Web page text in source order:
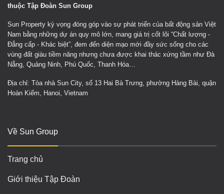
thuộc Tập Đoàn Sun Group
Sun Property kỳ vọng đóng góp vào sự phát triển của bất động sản Việt
Nam bằng những dự án quy mô lớn, mang giá trị cốt lõi “Chất lượng -
Đẳng cấp - Khác biệt”, đem đến diện mạo mới đầy sức sống cho các
vùng đất giàu tiềm năng nhưng chưa được khai thác xứng tầm như Đà
Nẵng, Quảng Ninh, Phú Quốc, Thanh Hóa…
Địa chỉ: Tòa nhà Sun City, số 13 Hai Bà Trưng, phường Hàng Bài, quận
Hoàn Kiếm, Hanoi, Vietnam
Về Sun Group
Trang chủ
Giới thiệu Tập Đoàn